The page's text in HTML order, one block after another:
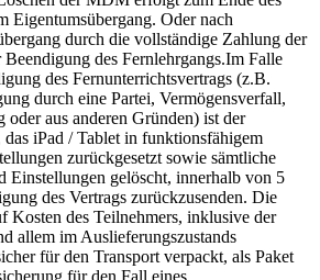
Eigentumsübergang. Oder nach
durch die vollständige Zahlung der
des Fernlehrgangs.Im Falle
des Fernunterrichtsvertrags (z.B.
durch eine Partei, Vermögensverfall,
aus anderen Gründen) ist der
iPad / Tablet in funktionsfähigem
zurückgesetzt sowie sämtliche
Einstellungen gelöscht, innerhalb von 5
des Vertrags zurückzusenden. Die
Kosten des Teilnehmers, inklusive der
allem im Auslieferungszustands
für den Transport verpackt, als Paket